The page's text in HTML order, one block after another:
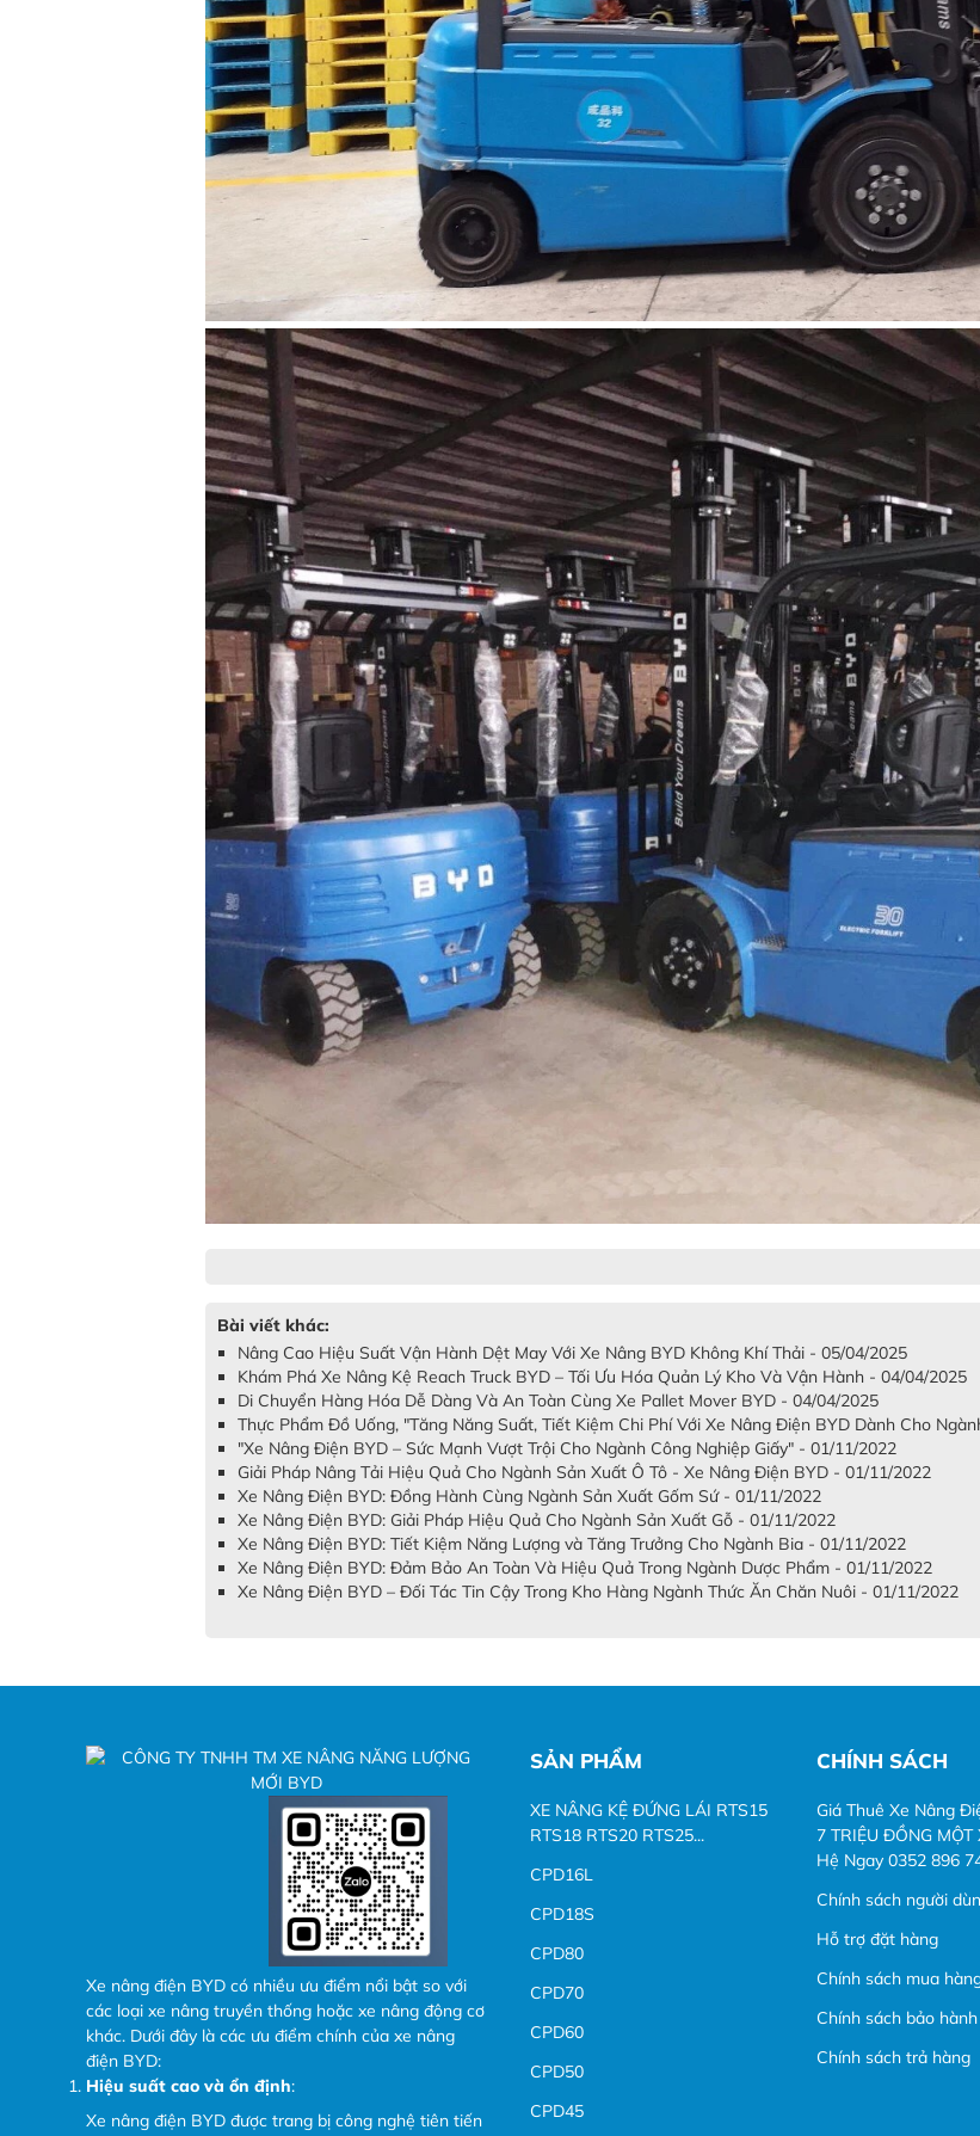
Bài viết khác:
Nâng Cao Hiệu Suất Vận Hành Dệt May Với Xe Nâng BYD Không Khí Thải - 05/04/2025
Khám Phá Xe Nâng Kệ Reach Truck BYD – Tối Ưu Hóa Quản Lý Kho Và Vận Hành - 04/04/2025
Di Chuyển Hàng Hóa Dễ Dàng Và An Toàn Cùng Xe Pallet Mover BYD - 04/04/2025
Thực Phẩm Đồ Uống, "Tăng Năng Suất, Tiết Kiệm Chi Phí Với Xe Nâng Điện BYD Dành Cho
"Xe Nâng Điện BYD – Sức Mạnh Vượt Trội Cho Ngành Công Nghiệp Giấy" - 01/11/2022
Giải Pháp Nâng Tải Hiệu Quả Cho Ngành Sản Xuất Ô Tô - Xe Nâng Điện BYD - 01/11/2022
Xe Nâng Điện BYD: Đồng Hành Cùng Ngành Sản Xuất Gốm Sứ - 01/11/2022
Xe Nâng Điện BYD: Giải Pháp Hiệu Quả Cho Ngành Sản Xuất Gỗ - 01/11/2022
Xe Nâng Điện BYD: Tiết Kiệm Năng Lượng và Tăng Trưởng Cho Ngành Bia - 01/11/2022
Xe Nâng Điện BYD: Đảm Bảo An Toàn Và Hiệu Quả Trong Ngành Dược Phẩm - 01/11/2022
Xe Nâng Điện BYD – Đối Tác Tin Cậy Trong Kho Hàng Ngành Thức Ăn Chăn Nuôi - 01/11/2022
Xe nâng điện BYD có nhiều ưu điểm nổi bật so với
các loại xe nâng truyền thống hoặc xe nâng động cơ
khác. Dưới đây là các ưu điểm chính của xe nâng
điện BYD:
Hiệu suất cao và ổn định:
Xe nâng điện BYD được trang bị công nghệ tiên tiến
SẢN PHẨM
XE NÂNG KỆ ĐỨNG LÁI RTS15
RTS18 RTS20 RTS25...
CPD16L
CPD18S
CPD80
CPD70
CPD60
CPD50
CPD45
CHÍNH SÁCH
Giá Thuê Xe Nâng
7 TRIỆU ĐỒNG MỘT
Hệ Ngay 0352 896
Chính sách người
Hỗ trợ đặt hàng
Chính sách mua
Chính sách bảo hành
Chính sách trả hàng